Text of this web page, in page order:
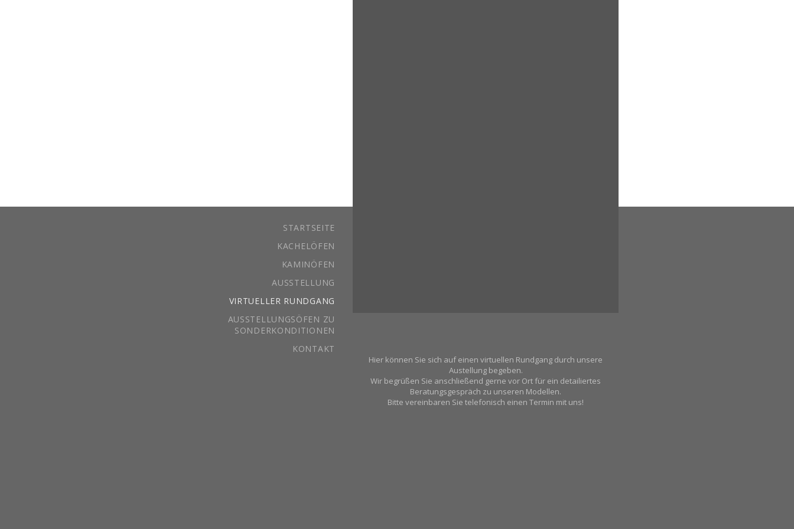
STARTSEITE
KACHELÖFEN
KAMINÖFEN
AUSSTELLUNG
VIRTUELLER RUNDGANG
AUSSTELLUNGSÖFEN ZU
SONDERKONDITIONEN
KONTAKT
Hier können Sie sich auf einen virtuellen Rundgang durch unsere
Austellung begeben.
Wir begrüßen Sie anschließend gerne vor Ort für ein detailiertes
Beratungsgespräch zu unseren Modellen.
Bitte vereinbaren Sie telefonisch einen Termin mit uns!